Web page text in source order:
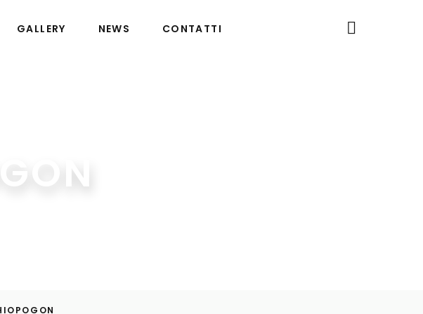
GALLERY NEWS CONTATTI